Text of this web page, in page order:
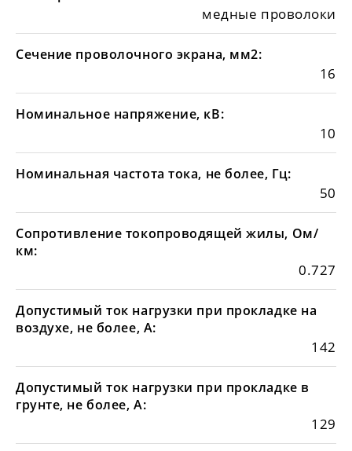
медные проволоки
Сечение проволочного экрана, мм2:
16
Номинальное напряжение, кВ:
10
Номинальная частота тока, не более, Гц:
50
Сопротивление токопроводящей жилы, Ом/
км:
0.727
Допустимый ток нагрузки при прокладке на
воздухе, не более, А:
142
Допустимый ток нагрузки при прокладке в
грунте, не более, А:
129